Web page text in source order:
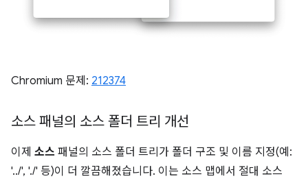
Chromium 문제: 212374
소스 패널의 소스 폴더 트리 개선
이제 소스 패널의 소스 폴더 트리가 폴더 구조 및 이름 지정(예:
'../', './' 등)이 더 깔끔해졌습니다. 이는 소스 맵에서 절대 소스